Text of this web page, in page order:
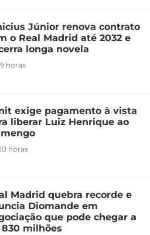
Júnior renova contrato
o Real Madrid até 2032 e
longa novela
horas
exige pagamento à vista
liberar Luiz Henrique ao
horas
Madrid quebra recorde e
Diomande em
que pode chegar a
830 milhões